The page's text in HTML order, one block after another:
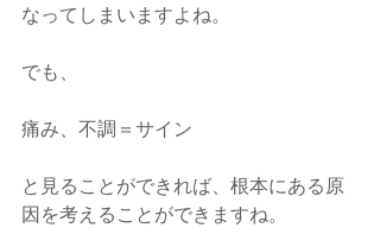
なってしまいますよね。
でも、
痛み、不調＝サイン
と見ることができれば、根本にある原
因を考えることができますね。